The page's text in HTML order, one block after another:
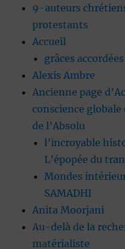
9-auteurs
protestants
Accueil
grâces accordées
Alexis Ambre
Ancienne page
conscience globale
de l’Absolu
l’incroyable
L’épopée du
Mondes
SAMADHI
Anita Moorjani
Au-delà de la
matérialiste